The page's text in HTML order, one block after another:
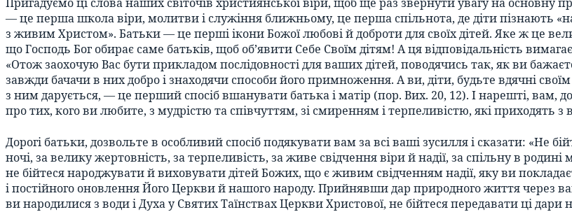
— це перша школа віри, молитви і служіння ближньому, це перша спільнота, де діти пізнають
з живим Христом». Батьки — це перші ікони Божої любові й доброти для своїх дітей. Яке ж це
що Господь Бог обирає саме батьків, щоб об’явити Себе Своїм дітям! А ця відповідальність
«Отож заохочую Вас бути прикладом послідовності для ваших дітей, поводячись так, як ви
завжди бачачи в них добро і знаходячи способи його примноження. А ви, діти, будьте вдячні
з ним дарується, — це перший спосіб вшанувати батька і матір (пор. Вих. 20, 12). І нарешті, вам,
про тих, кого ви любите, з мудрістю та співчуттям, зі смиренням і терпеливістю, які приходять з
Дорогі батьки, дозвольте в особливий спосіб подякувати вам за всі ваші зусилля і сказати: «Не
ночі, за велику жертовність, за терпеливість, за живе свідчення віри й надії, за спільну в
не бійтеся народжувати й виховувати дітей Божих, що є живим свідченням надії, яку ви
і постійного оновлення Його Церкви й нашого народу. Прийнявши дар природного життя через
ви народилися з води і Духа у Святих Таїнствах Церкви Христової, не бійтеся передавати ці